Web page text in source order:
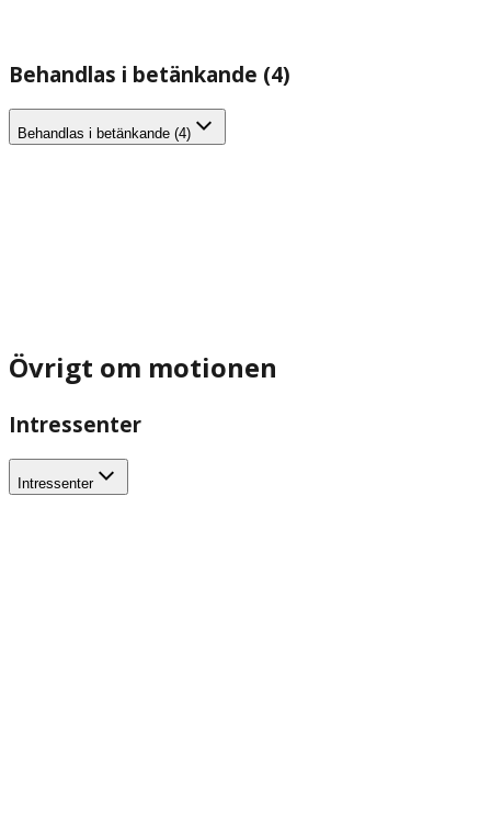
Behandlas i betänkande (4)
Behandlas i betänkande (4)
Övrigt om motionen
Intressenter
Intressenter